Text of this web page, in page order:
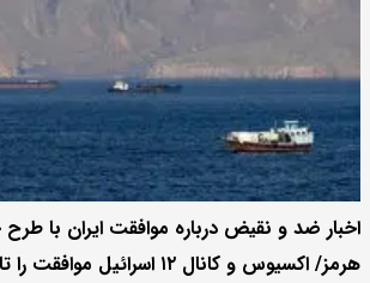
اخبار ضد و نقیض درباره موافقت ایران با
هرمز/ اکسیوس و کانال ۱۲